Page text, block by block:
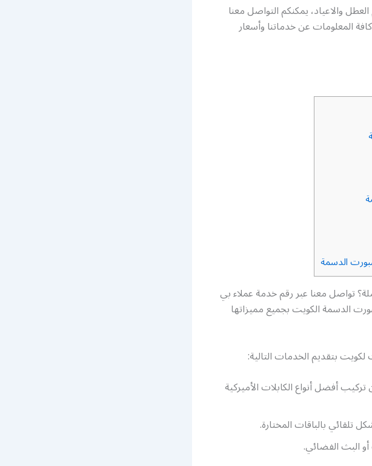
وفي أيام العطل والاعياد، يمكنكم التواصل معنا
المعلومات عن خدماتنا وأسعار
الدسمة
تواصل معنا عبر رقم خدمة عملاء بي
الدسمة الكويت بجميع مميزاتها
بتقديم الخدمات التالية:
أفضل أنواع الكابلات الأميركية
بالباقات المختارة.
البث الفضائي.